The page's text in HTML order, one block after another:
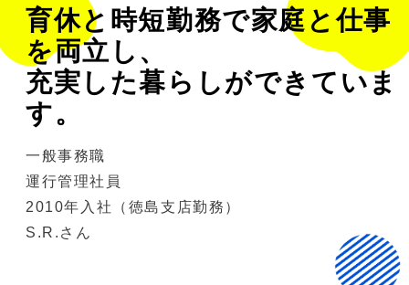
育休と時短勤務で家庭と仕事
を両立し、
充実した暮らしができていま
す。
一般事務職
運行管理社員
2010年入社（徳島支店勤務）
S.R.さん